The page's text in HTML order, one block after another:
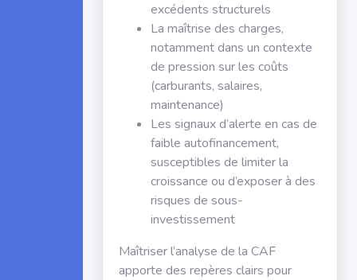
excédents structurels
La maîtrise des charges,
notamment dans un contexte
de pression sur les coûts
(carburants, salaires,
maintenance)
Les signaux d’alerte en cas de
faible autofinancement,
susceptibles de limiter la
croissance ou d’exposer à des
risques de sous-
investissement
Maîtriser l’analyse de la CAF
apporte des repères clairs pour